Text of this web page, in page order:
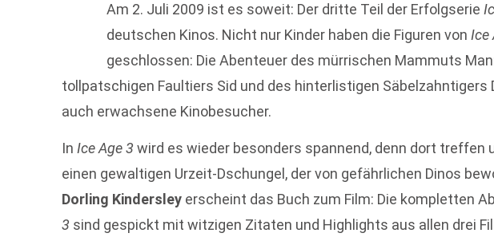
Am 2. Juli 2009 ist es soweit: Der dritte Teil der Erfolgserie
deutschen Kinos. Nicht nur Kinder haben die Figuren von Ice
geschlossen: Die Abenteuer des mürrischen Mammuts
tollpatschigen Faultiers Sid und des hinterlistigen Säbelzahntigers
auch erwachsene Kinobesucher.
InIce Age 3 wird es wieder besonders spannend, denn dort treffen
einen gewaltigen Urzeit-Dschungel, der von gefährlichen Dinos
Dorling Kindersley erscheint das Buch zum Film: Die kompletten
3 sind gespickt mit witzigen Zitaten und Highlights aus allen drei